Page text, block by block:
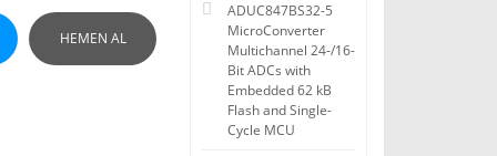
HEMEN AL
ADUC847BS32-5
MicroConverter
Multichannel 24-/16-
Bit ADCs with
Embedded 62 kB
Flash and Single-
Cycle MCU